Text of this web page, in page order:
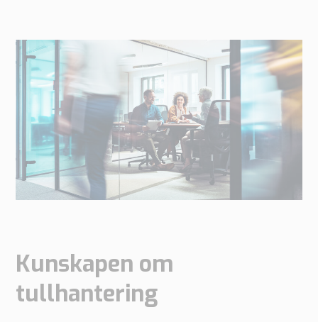
Kunskapen om
tullhantering